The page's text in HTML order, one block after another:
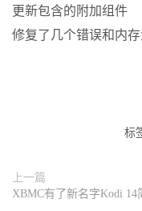
更新包含的附加组件
修复了几个错误和内
标
上一篇
XBMC有了新名字Kodi 14